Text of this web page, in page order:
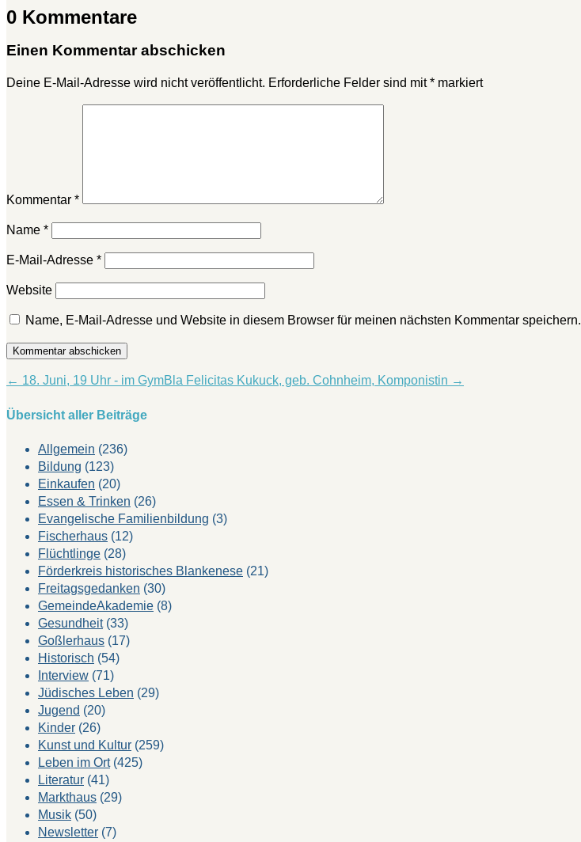
0 Kommentare
Einen Kommentar abschicken
Deine E-Mail-Adresse wird nicht veröffentlicht. Erforderliche Felder sind mit* markiert
Kommentar *
Name *
E-Mail-Adresse *
Website
Name, E-Mail-Adresse und Website in diesem Browser für meinen nächsten Kommentar speichern.
Kommentar abschicken
← 18. Juni, 19 Uhr - im GymBla Felicitas Kukuck, geb. Cohnheim, Komponistin →
Übersicht aller Beiträge
Allgemein (236)
Bildung (123)
Einkaufen (20)
Essen & Trinken (26)
Evangelische Familienbildung (3)
Fischerhaus (12)
Flüchtlinge (28)
Förderkreis historisches Blankenese (21)
Freitagsgedanken (30)
GemeindeAkademie (8)
Gesundheit(33)
Goßlerhaus (17)
Historisch (54)
Interview (71)
Jüdisches Leben (29)
Jugend (20)
Kinder (26)
Kunst und Kultur (259)
Leben im Ort(425)
Literatur (41)
Markthaus (29)
Musik (50)
Newsletter (7)